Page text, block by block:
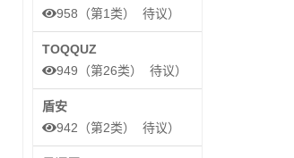
958（第1类） 待议）
TOQQUZ
949（第26类） 待议）
盾安
942（第2类） 待议）